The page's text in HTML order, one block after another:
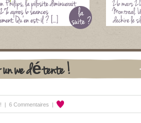
un we détente !
| 6 Commentaires |